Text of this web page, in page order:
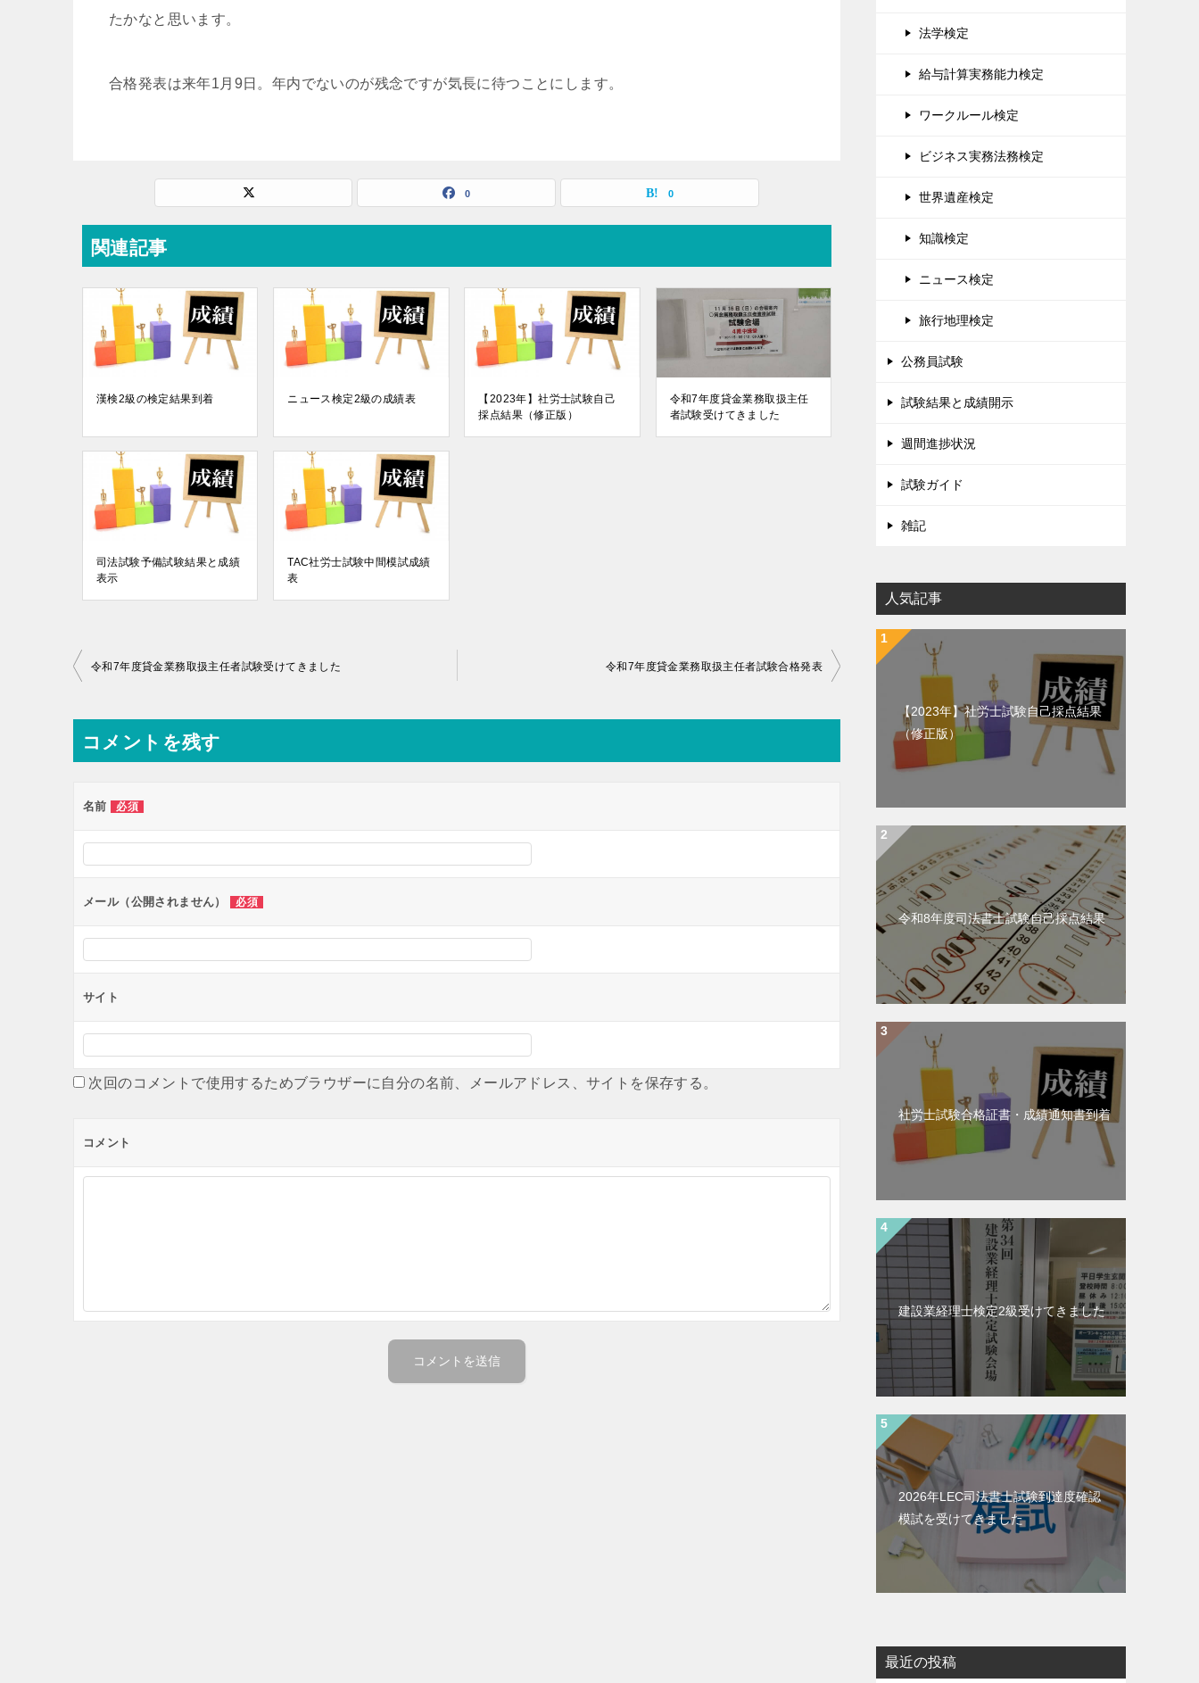
たかなと思います。
合格発表は来年1月9日。年内でないのが残念ですが気長に待つことにします。
0 0
関連記事
漢検2級の検定結果到着 ニュース検定2級の成績表
【2023年】社労士試験自己
採点結果（修正版）
令和7年度貸金業務取扱主任
者試験受けてきました
司法試験予備試験結果と成績
表示
TAC社労士試験中間模試成績
表
投
ナ
ビ
ー
ョ
ン
令和7年度貸金業務取扱主任者試験受けてきました 令和7年度貸金業務取扱主任者試験合格発表
コメントを残す
名前 必須
メール（公開されません） 必須
サイト
次回のコメントで使用するためブラウザーに自分の名前、メールアドレス、サイトを保存する。
コメント
法学検定
給与計算実務能力検定
ワークルール検定
ビジネス実務法務検定
世界遺産検定
知識検定
ニュース検定
旅行地理検定
公務員試験
試験結果と成績開示
週間進捗状況
試験ガイド
雑記
人気記事
【2023年】社労士試験自己採点結果
（修正版）
令和8年度司法書士試験自己採点結果
社労士試験合格証書・成績通知書到着
建設業経理士検定2級受けてきました
2026年LEC司法書士試験到達度確認
模試を受けてきました
最近の投稿